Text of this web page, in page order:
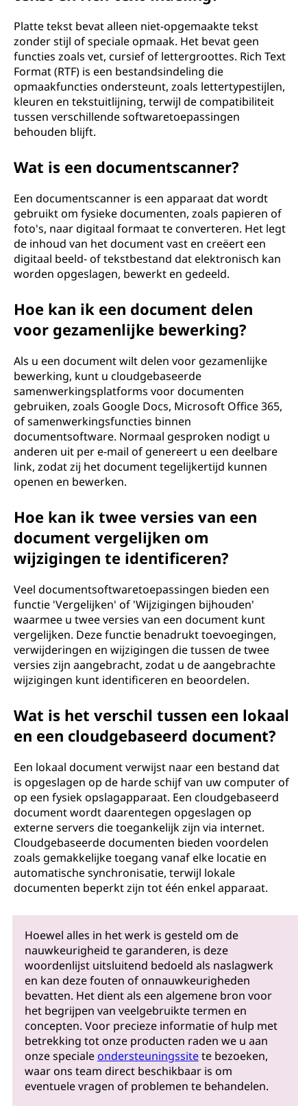
Platte tekst bevat alleen niet-opgemaakte tekst
zonder stijl of speciale opmaak. Het bevat geen
functies zoals vet, cursief of lettergroottes. Rich Text
Format (RTF) is een bestandsindeling die
opmaakfuncties ondersteunt, zoals lettertypestijlen,
kleuren en tekstuitlijning, terwijl de compatibiliteit
tussen verschillende softwaretoepassingen
behouden blijft.
Wat is een documentscanner?
Een documentscanner is een apparaat dat wordt
gebruikt om fysieke documenten, zoals papieren of
foto's, naar digitaal formaat te converteren. Het legt
de inhoud van het document vast en creëert een
digitaal beeld- of tekstbestand dat elektronisch kan
worden opgeslagen, bewerkt en gedeeld.
Hoe kan ik een document delen
voor gezamenlijke bewerking?
Als u een document wilt delen voor gezamenlijke
bewerking, kunt u cloudgebaseerde
samenwerkingsplatforms voor documenten
gebruiken, zoals Google Docs, Microsoft Office 365,
of samenwerkingsfuncties binnen
documentsoftware. Normaal gesproken nodigt u
anderen uit per e-mail of genereert u een deelbare
link, zodat zij het document tegelijkertijd kunnen
openen en bewerken.
Hoe kan ik twee versies van een
document vergelijken om
wijzigingen te identificeren?
Veel documentsoftwaretoepassingen bieden een
functie 'Vergelijken' of 'Wijzigingen bijhouden'
waarmee u twee versies van een document kunt
vergelijken. Deze functie benadrukt toevoegingen,
verwijderingen en wijzigingen die tussen de twee
versies zijn aangebracht, zodat u de aangebrachte
wijzigingen kunt identificeren en beoordelen.
Wat is het verschil tussen een lokaal
en een cloudgebaseerd document?
Een lokaal document verwijst naar een bestand dat
is opgeslagen op de harde schijf van uw computer of
op een fysiek opslagapparaat. Een cloudgebaseerd
document wordt daarentegen opgeslagen op
externe servers die toegankelijk zijn via internet.
Cloudgebaseerde documenten bieden voordelen
zoals gemakkelijke toegang vanaf elke locatie en
automatische synchronisatie, terwijl lokale
documenten beperkt zijn tot één enkel apparaat.
Hoewel alles in het werk is gesteld om de
nauwkeurigheid te garanderen, is deze
woordenlijst uitsluitend bedoeld als naslagwerk
en kan deze fouten of onnauwkeurigheden
bevatten. Het dient als een algemene bron voor
het begrijpen van veelgebruikte termen en
concepten. Voor precieze informatie of hulp met
betrekking tot onze producten raden we u aan
onze specialeondersteuningssitete bezoeken,
waar ons team direct beschikbaar is om
eventuele vragen of problemen te behandelen.